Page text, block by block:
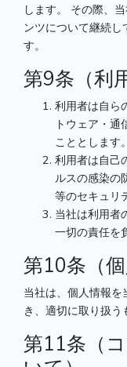
します。 その際、
ンツについて継続
す。
第9条（利
利用者は自ら
トウェア・
こととします。
利用者は自己
ルスの感染の
等のセキュリ
当社は利用者
一切の責任を
第10条（
当社は、個人情報
き、適切に取り扱う
第11条（